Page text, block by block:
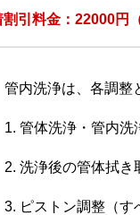
引料金：22000円
管内洗浄は、各調整
1. 管体洗浄・管内洗
2. 洗浄後の管体拭き
3. ピストン調整（す